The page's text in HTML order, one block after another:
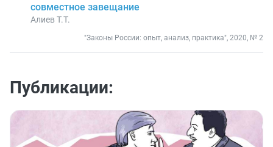
совместное завещание
Алиев Т.Т.
"Законы России: опыт, анализ, практика", 2020, № 2
Публикации: